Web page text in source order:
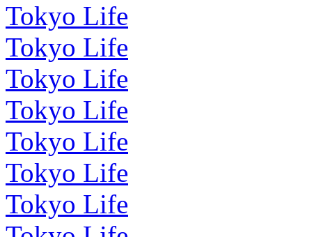
Tokyo Life
Tokyo Life
Tokyo Life
Tokyo Life
Tokyo Life
Tokyo Life
Tokyo Life